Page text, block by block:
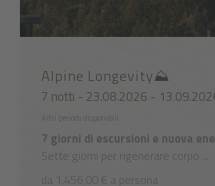
Alpine Longevity⛰️
7 notti - 23.08.2026 -
Altri periodi disponibili
7 giorni di escursioni e nuova
Sette giorni per rigenerare corpo ...
da 1.456,00 € a persona